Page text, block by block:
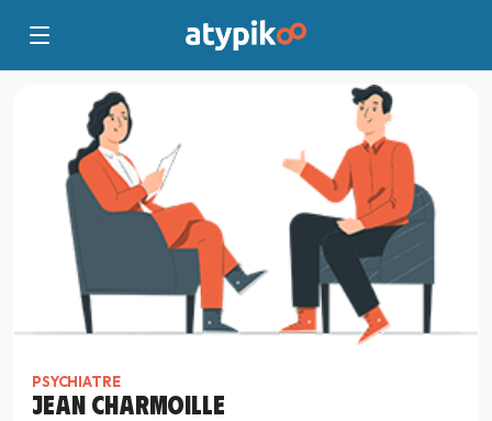
PSYCHIATRE
JEAN CHARMOILLE